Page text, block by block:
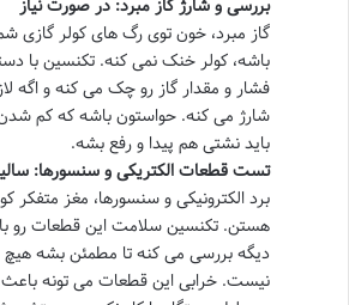
بررسی و شارژ گاز مبرد: در صورت نیاز
گاز مبرد، خون توی رگ های کولر گازی
باشه، کولر خنک نمی کنه. تکنسین با
فشار و مقدار گاز رو چک می کنه و اگه
شارژ می کنه. حواستون باشه که کم
باید نشتی هم پیدا و رفع بشه.
تست قطعات الکتریکی و سنسورها:
برد الکترونیکی و سنسورها، مغز متفکر
هستن. تکنسین سلامت این قطعات رو با
دیگه بررسی می کنه تا مطمئن بشه
نیست. خرابی این قطعات می تونه